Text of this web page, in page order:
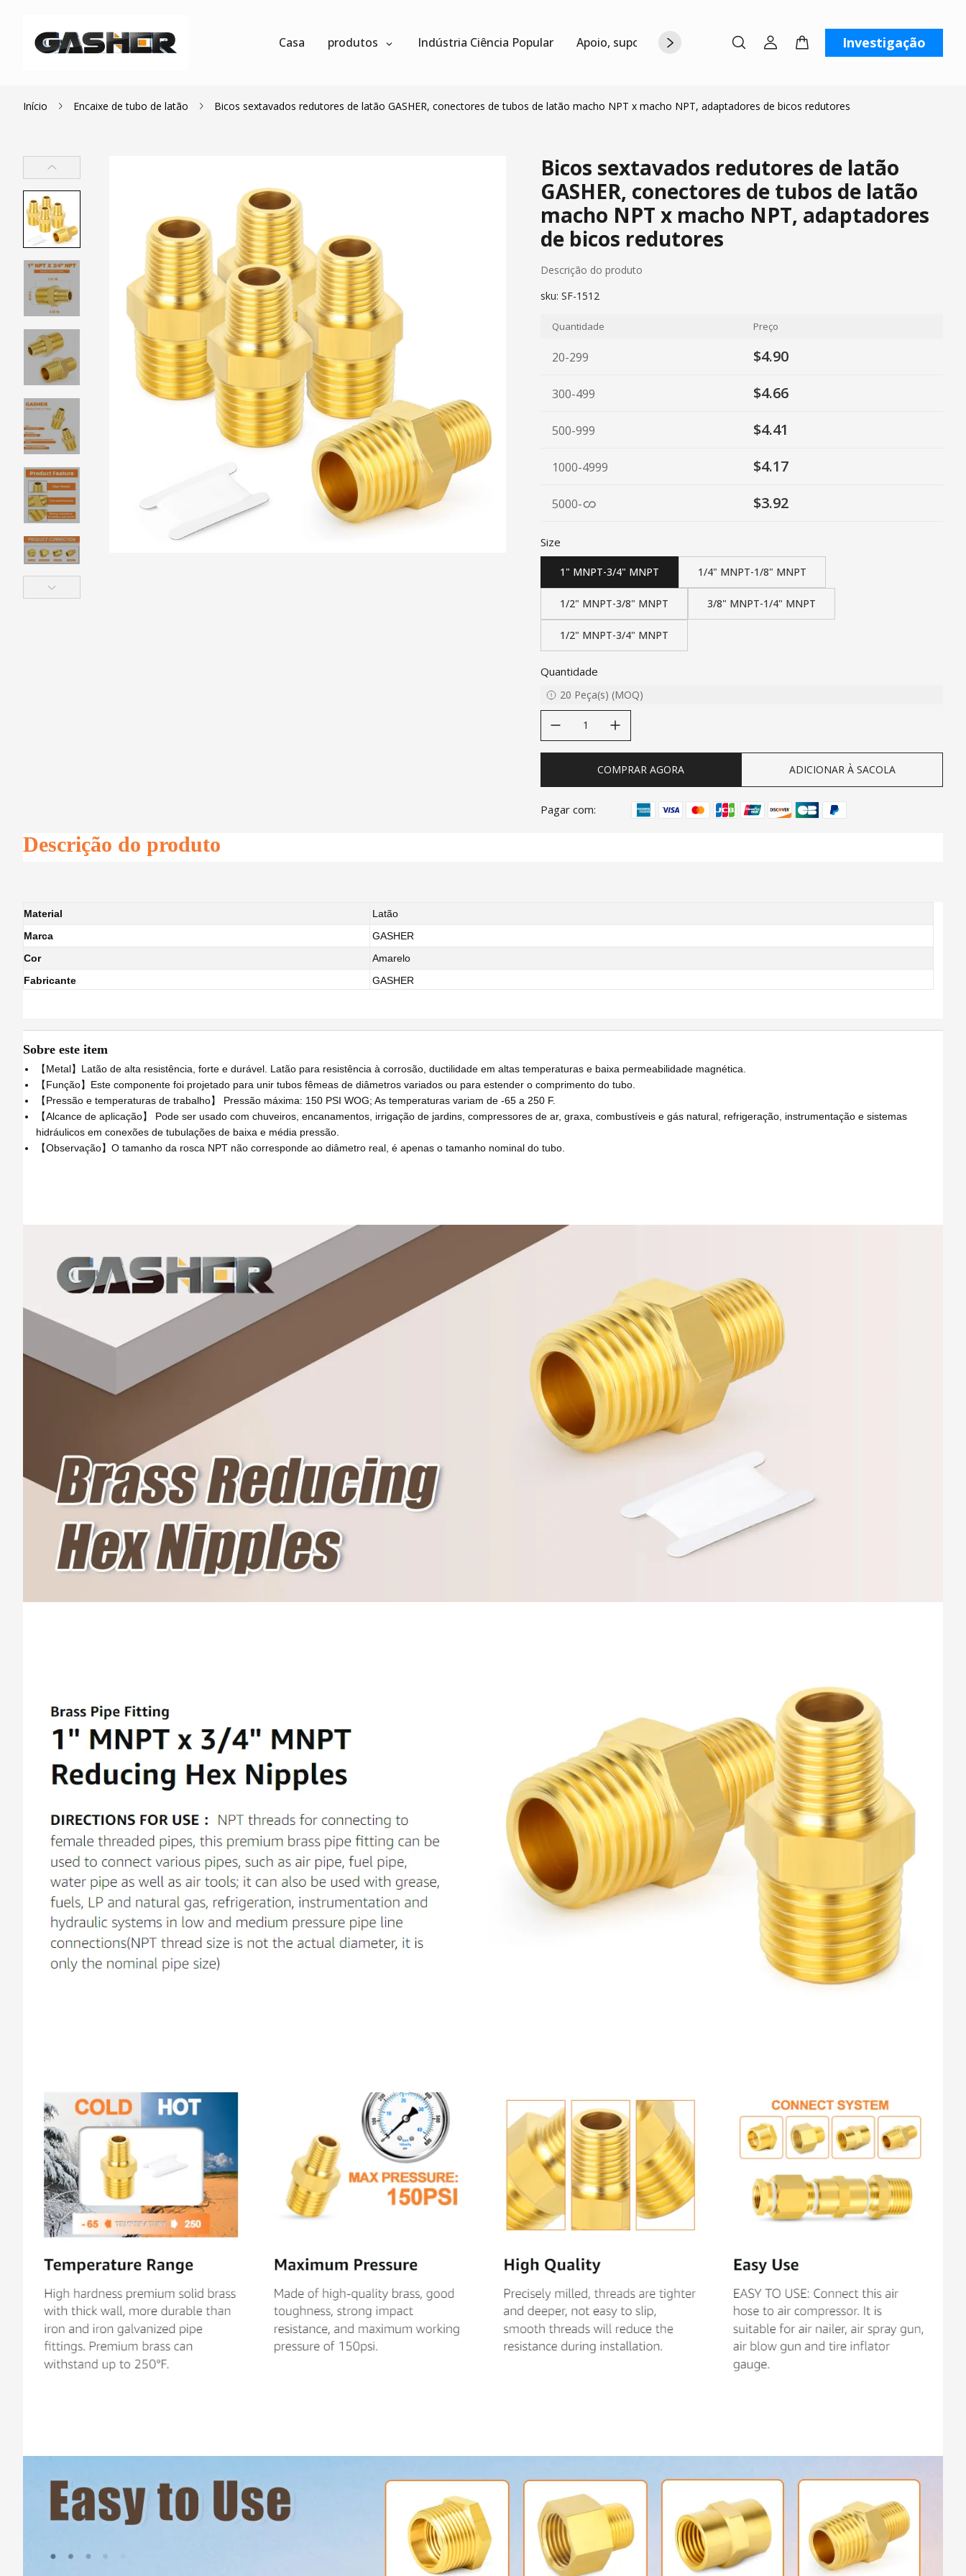
Casa produtos Indústria Ciência Popular Apoio, suporte Sobre nós Contate-nos Investigação
Início Encaixe de tubo de latão Bicos sextavados redutores de latão GASHER, conectores de tubos de latão macho NPT x macho NPT, adaptadores de bicos redutores
Bicos sextavados redutores de latão
GASHER, conectores de tubos de latão
macho NPT x macho NPT, adaptadores
de bicos redutores
Descrição do produto
sku: SF-1512
Quantidade Preço
20-299 $4.90
300-499 $4.66
500-999 $4.41
1000-4999 $4.17
5000- $3.92
Size
1" MNPT-3/4" MNPT 1/4" MNPT-1/8" MNPT
1/2" MNPT-3/8" MNPT 3/8" MNPT-1/4" MNPT
1/2" MNPT-3/4" MNPT
Quantidade
20 Peça(s) (MOQ)
COMPRAR AGORA ADICIONAR À SACOLA
Pagar com:
Descrição do produto
Material
Latão
Marca
GASHER
Cor
Amarelo
Fabricante
GASHER
Sobre este item
【Metal】Latão de alta resistência, forte e durável. Latão para resistência à corrosão, ductilidade em altas temperaturas e baixa permeabilidade magnética.
【Função】Este componente foi projetado para unir tubos fêmeas de diâmetros variados ou para estender o comprimento do tubo.
【Pressão e temperaturas de trabalho】 Pressão máxima: 150 PSI WOG; As temperaturas variam de -65 a 250 F.
【Alcance de aplicação】 Pode ser usado com chuveiros, encanamentos, irrigação de jardins, compressores de ar, graxa, combustíveis e gás natural, refrigeração, instrumentação e sistemas
hidráulicos em conexões de tubulações de baixa e média pressão.
【Observação】O tamanho da rosca NPT não corresponde ao diâmetro real, é apenas o tamanho nominal do tubo.